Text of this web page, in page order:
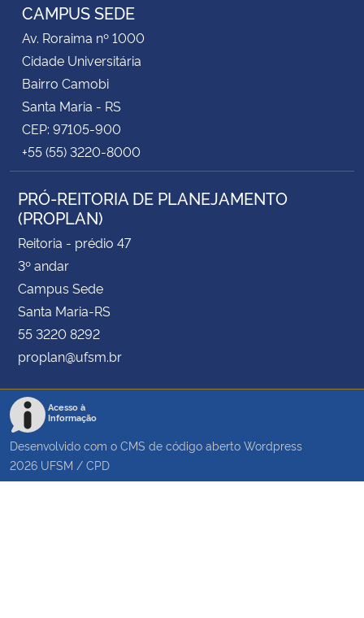
CAMPUS SEDE
Av. Roraima nº 1000
Cidade Universitária
Bairro Camobi
Santa Maria - RS
CEP: 97105-900
+55 (55) 3220-8000
PRÓ-REITORIA DE PLANEJAMENTO
(PROPLAN)
Reitoria - prédio 47
3º andar
Campus Sede
Santa Maria-RS
55 3220 8292
proplan@ufsm.br
Acesso à
Informação
Desenvolvido com o CMS de código aberto Wordpress
2026 UFSM / CPD